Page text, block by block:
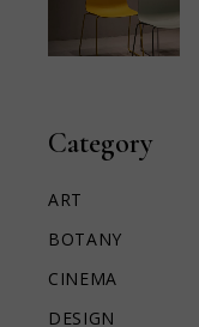
Category
ART
BOTANY
CINEMA
DESIGN